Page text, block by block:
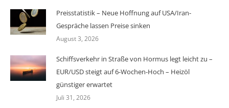
Preisstatistik – Neue Hoffnung auf USA/Iran-
Gespräche lassen Preise sinken
August 3, 2026
Schiffsverkehr in Straße von Hormus legt leicht zu –
EUR/USD steigt auf 6-Wochen-Hoch – Heizöl
günstiger erwartet
Juli 31, 2026